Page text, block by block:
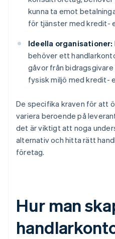
kunna ta emot
för tjänster med kredit-
Ideella organisationer:
behöver ett
gåvor från
fysisk miljö med kredit-
De specifika kraven för att
variera beroende på
det är viktigt att noga
alternativ och hitta rätt
företag.
Hur man